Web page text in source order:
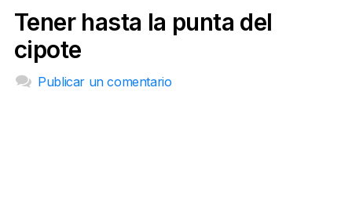
Tener hasta la punta del
cipote
Publicar un comentario